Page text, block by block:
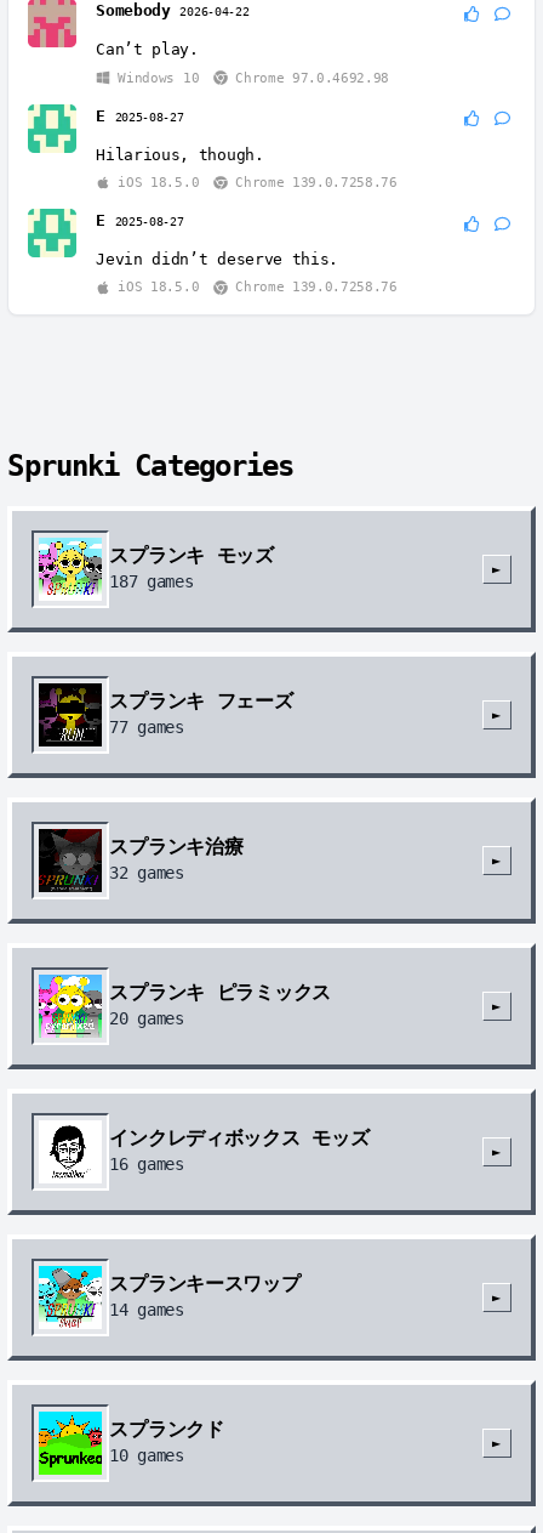
Somebody 2026-04-22
Can’t play.
Windows 10 Chrome 97.0.4692.98
E 2025-08-27
Hilarious, though.
iOS 18.5.0 Chrome 139.0.7258.76
E 2025-08-27
Jevin didn’t deserve this.
iOS 18.5.0 Chrome 139.0.7258.76
Sprunki Categories
スプランキ モッズ
187games
►
スプランキ フェーズ
77games
►
スプランキ治療
32games
►
スプランキ ピラミックス
20games
►
インクレディボックス モッズ
16games
►
スプランキースワップ
14games
►
スプランクド
10games
►